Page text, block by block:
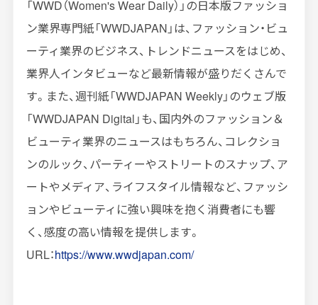
「WWD（Women's Wear Daily）」の日本版ファッショ
ン業界専門紙「WWDJAPAN 」は、ファッション・ビュ
ーティ業界のビジネス、トレンドニュースをはじめ、
業界人インタビューなど最新情報が盛りだくさんで
す。また、週刊紙「WWDJAPAN Weekly」のウェブ版
「WWDJAPAN Digital 」も、国内外のファッション＆
ビューティ業界のニュースはもちろん、コレクショ
ンのルック、パーティーやストリートのスナップ、ア
ートやメディア、ライフスタイル情報など、ファッシ
ョンやビューティに強い興味を抱く消費者にも響
く、感度の高い情報を提供します。
URL：https://www.wwdjapan.com/